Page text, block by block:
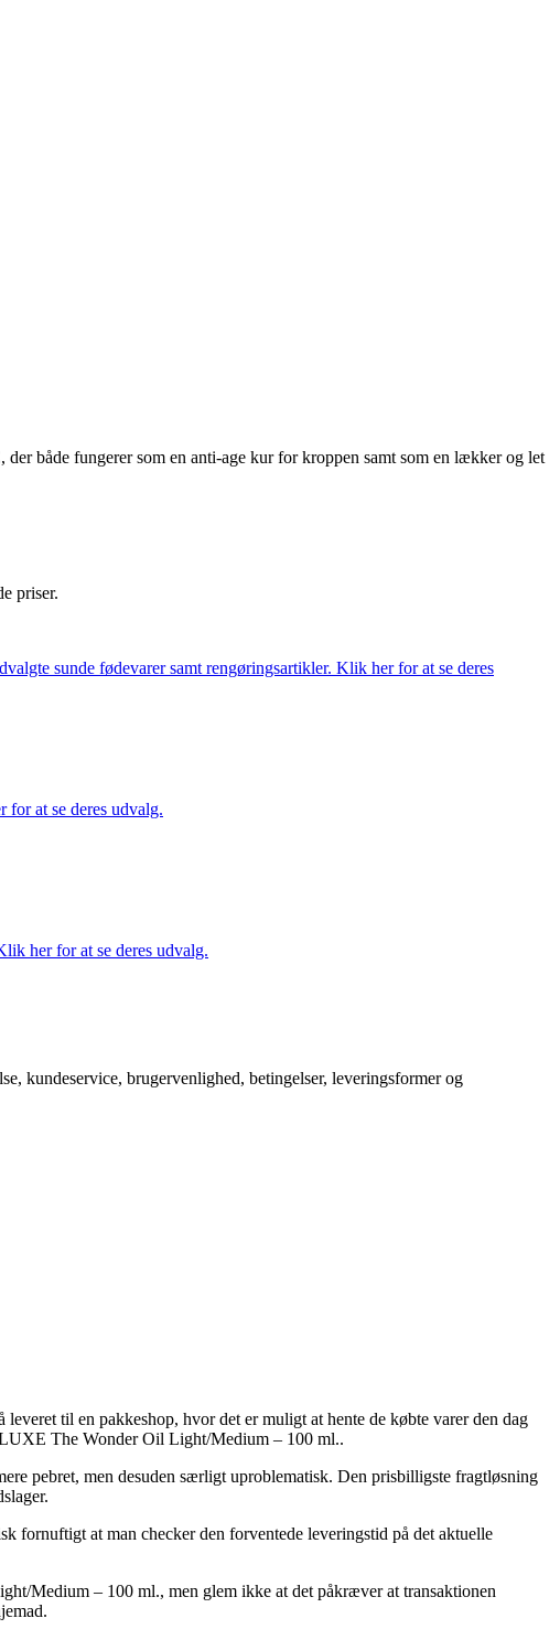
både fungerer som en anti-age kur for kroppen samt som en lækker og let
priser.
sunde fødevarer samt rengøringsartikler. Klik her for at se deres
at se deres udvalg.
her for at se deres udvalg.
kundeservice, brugervenlighed, betingelser, leveringsformer og
til en pakkeshop, hvor det er muligt at hente de købte varer den dag
The Wonder Oil Light/Medium – 100 ml..
pebret, men desuden særligt uproblematisk. Den prisbilligste fragtløsning
fornuftigt at man checker den forventede leveringstid på det aktuelle
Medium – 100 ml., men glem ikke at det påkræver at transaktionen